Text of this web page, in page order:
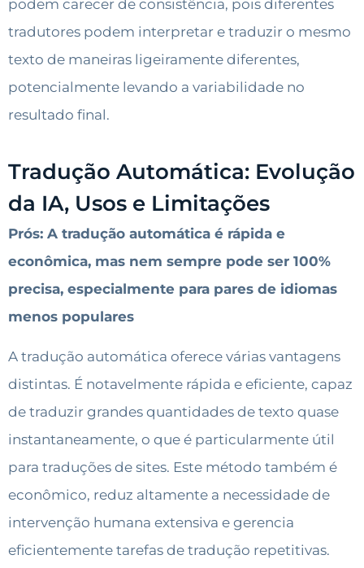
podem carecer de consistência, pois diferentes
tradutores podem interpretar e traduzir o mesmo
texto de maneiras ligeiramente diferentes,
potencialmente levando a variabilidade no
resultado final.
Tradução Automática: Evolução
da IA, Usos e Limitações
Prós: A tradução automática é rápida e
econômica, mas nem sempre pode ser 100%
precisa, especialmente para pares de idiomas
menos populares
A tradução automática oferece várias vantagens
distintas. É notavelmente rápida e eficiente, capaz
de traduzir grandes quantidades de texto quase
instantaneamente, o que é particularmente útil
para traduções de sites. Este método também é
econômico, reduz altamente a necessidade de
intervenção humana extensiva e gerencia
eficientemente tarefas de tradução repetitivas.